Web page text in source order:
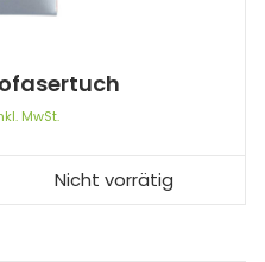
MwSt.
Nicht vorrätig